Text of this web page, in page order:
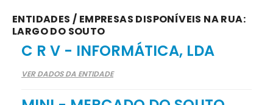
ENTIDADES / EMPRESAS DISPONÍVEIS NA RUA:
LARGO DO SOUTO
C R V - INFORMÁTICA, LDA
VER DADOS DA ENTIDADE